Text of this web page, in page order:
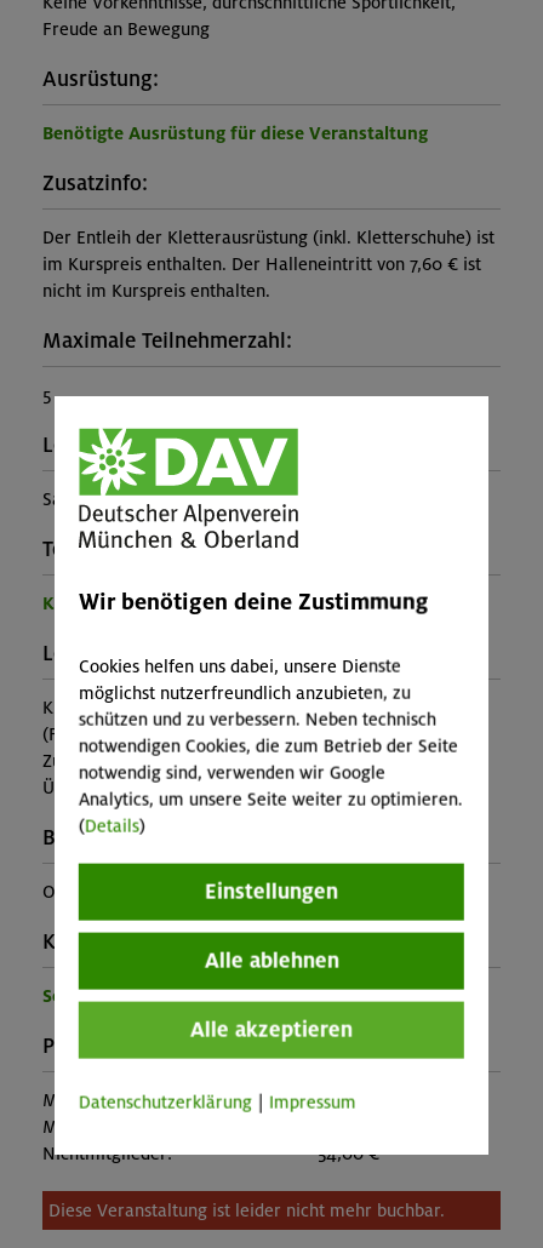
Freude an Bewegung
Ausrüstung:
Benötigte Ausrüstung für diese Veranstaltung
Zusatzinfo:
Der Entleih der Kletterausrüstung (inkl. Kletterschuhe) ist
im Kurspreis enthalten. Der Halleneintritt von 7,60 € ist
nicht im Kurspreis enthalten.
Maximale Teilnehmerzahl:
5
Leiter*in:
Samuel Levermann
Teilprogramm:
Kinder- und Jugendprogramm
Leistung:
Kursleitung, Ausrüstung
(Falls nicht in den Leistungen inbegriffen, fallen
Zusatzkosten für z.B. An- und Abreise, Verpflegung,
Übernachtung oder Skipass an.)
Buchungscode:
OL-25-0828
Kontakt Veranstalter:
Sektion Oberland
Preise:
Mitglieder:
30,00 €
Mitglieder anderer Sektion:
Nichtmitglieder:
54,00 €
Diese Veranstaltung ist leider nicht mehr buchbar.
Wir benötigen deine Zustimmung
Cookies helfen uns dabei, unsere Dienste
möglichst nutzerfreundlich anzubieten, zu
schützen und zu verbessern. Neben technisch
notwendigen Cookies, die zum Betrieb der Seite
notwendig sind, verwenden wir Google
Analytics, um unsere Seite weiter zu optimieren.
(Details)
Einstellungen
Alle ablehnen
Alle akzeptieren
Datenschutzerklärung Impressum